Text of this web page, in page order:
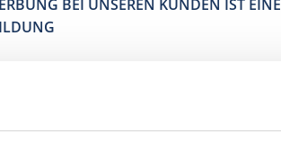
BEI UNSEREN KUNDEN IST EINE